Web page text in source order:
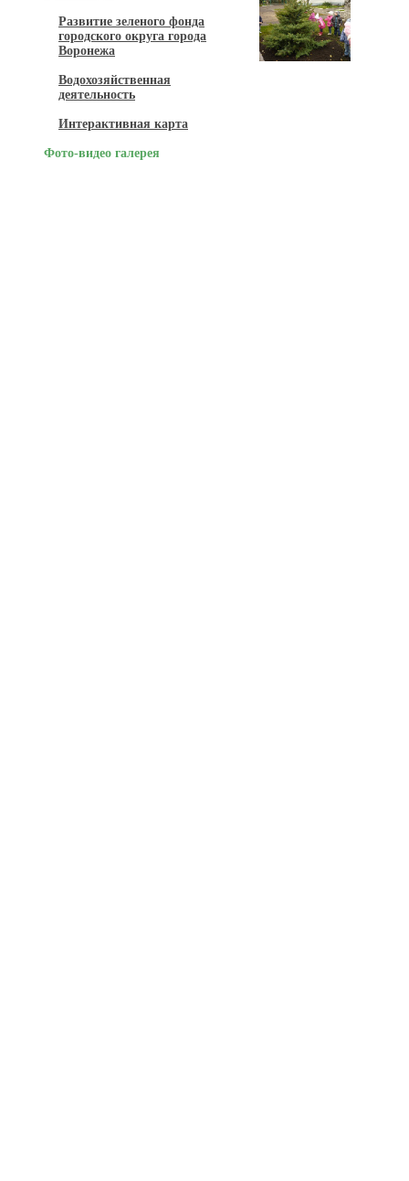
Развитие зеленого фонда
городского округа города
Воронежа
Водохозяйственная
деятельность
Интерактивная карта
Фото-видео галерея